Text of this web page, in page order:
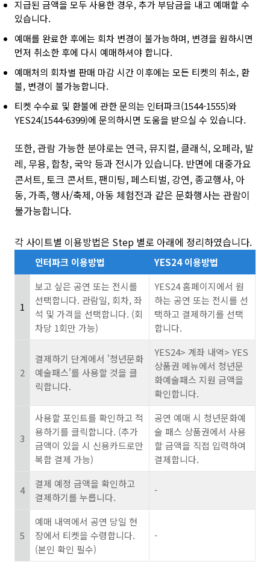
지급된 금액을 모두 사용한 경우, 추가 부담금을 내고 예매할 수
있습니다.
예매를 완료한 후에는 회차 변경이 불가능하며, 변경을 원하시면
먼저 취소한 후에 다시 예매하셔야 합니다.
예매처의 회차별 판매 마감 시간 이후에는 모든 티켓의 취소, 환
불, 변경이 불가능합니다.
티켓 수수료 및 환불에 관한 문의는 인터파크(1544-1555)와
YES24(1544-6399)에 문의하시면 도움을 받으실 수 있습니다.
또한, 관람 가능한 분야로는 연극, 뮤지컬, 클래식, 오페라, 발
레, 무용, 합창, 국악 등과 전시가 있습니다. 반면에 대중가요
콘서트, 토크 콘서트, 팬미팅, 페스티벌, 강연, 종교행사, 아
동, 가족, 행사/축제, 아동 체험전과 같은 문화행사는 관람이
불가능합니다.
각 사이트별 이용방법은 Step 별로 아래에 정리하였습니다.
인터파크 이용방법 YES24 이용방법
1
보고 싶은 공연 또는 전시를
선택합니다. 관람일, 회차, 좌
석 및 가격을 선택합니다. (회
차당 1회만 가능)
YES24 홈페이지에서 원
하는 공연 또는 전시를 선
택하고 결제하기를 선택
합니다.
2
결제하기 단계에서 '청년문화
예술패스'를 사용할 것을 클
릭합니다.
YES24> 계좌 내역> YES
상품권 메뉴에서 청년문
화예술패스 지원 금액을
확인합니다.
3
사용할 포인트를 확인하고 적
용하기를 클릭합니다. (추가
금액이 있을 시 신용카드로만
복합 결제 가능)
공연 예매 시 청년문화예
술 패스 상품권에서 사용
할 금액을 직접 입력하여
결제합니다.
4
결제 예정 금액을 확인하고
결제하기를 누릅니다.
-
5
예매 내역에서 공연 당일 현
장에서 티켓을 수령합니다.
(본인 확인 필수)
-